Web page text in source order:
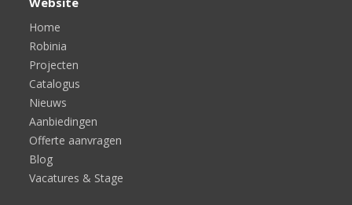
Home
Robinia
Projecten
Catalogus
Nieuws
Aanbiedingen
Offerte aanvragen
Blog
Vacatures & Stage